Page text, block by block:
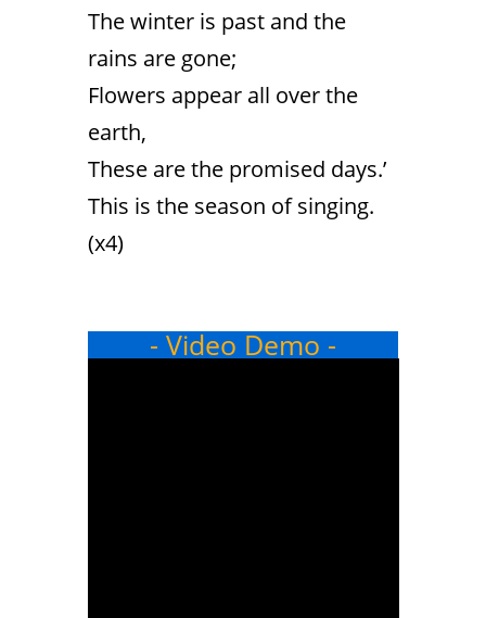
The winter is past and the
rains are gone;
Flowers appear all over the
earth,
These are the promised days.’
This is the season of singing.
(x4)
- Video Demo -